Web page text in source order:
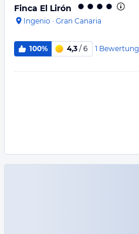
Finca El Lirón
Ingenio · Gran Canaria
100% 4,3 / 6 1 Bewertung